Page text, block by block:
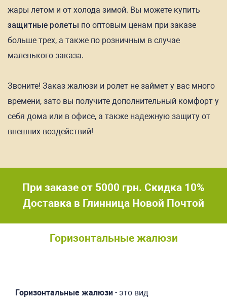
жары летом и от холода зимой. Вы можете купить
защитные ролеты по оптовым ценам при заказе
больше трех, а также по розничным в случае
маленького заказа.
Звоните! Заказ жалюзи и ролет не займет у вас много
времени, зато вы получите дополнительный комфорт у
себя дома или в офисе, а также надежную защиту от
внешних воздействий!
При заказе от 5000 грн. Скидка 10%
Доставка в Глинница Новой Почтой
Горизонтальные жалюзи
Подробнее
Горизонтальные жалюзи - это вид